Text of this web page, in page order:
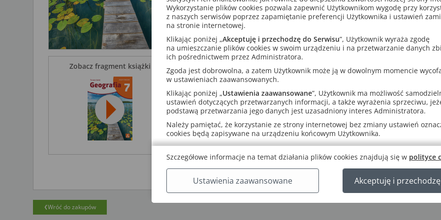
Zobacz fragment książki
Jest dopasowany do podręcznika
Zawiera te same działy i tematy co podręcznik.
Przygotowuje ucznia na to, jakie zagadnienia ma opanować (sekcja „Dziś się
nauczysz”).
Urozmaicony i zachęcający
Proponuje różnorodne zadania kształcące ważne umiejętności (pisanie
tekstów, ocenianie prawdziwości zdań, łączenie pasujących elementów,
fotografii).
Ma atrakcyjną szatę graficzną i przejrzysty układ.
Uczy, a nie odpytuje
Służy aktywnemu poznawaniu tematu podczas lekcji (a nie kontroli i
Podpowiada najważniejsze słownictwo potrzebne do rozwiązania zadań.
Poszerza wiedzę ucznia o świecie.
Wróć do zakupów
Wykorzystanie plików cookies pozwala zapewnić Użytkownikom wygodę przy
z naszych serwisów poprzez zapamiętanie preferencji Użytkownika i ustawień
na stronie internetowej.
Klikając poniżej „Akceptuję i przechodzę do Serwisu”, Użytkownik wyraża zgodę
na umieszczanie plików cookies w swoim urządzeniu i na przetwarzanie danych
ich pośrednictwem przez Administratora.
Zgoda jest dobrowolna, a zatem Użytkownik może ją w dowolnym momencie
w ustawieniach zaawansowanych.
Klikając poniżej „Ustawienia zaawansowane”, Użytkownik ma możliwość
ustawień dotyczących przetwarzanych informacji, a także wyrażenia sprzeciwu,
podstawą przetwarzania jego danych jest uzasadniony interes Administratora.
Należy pamiętać, że korzystanie ze strony internetowej bez zmiany ustawień
cookies będą zapisywane na urządzeniu końcowym Użytkownika.
Szczegółowe informacje na temat działania plików cookies znajdują się w polityce
Ustawienia zaawansowane Akceptuję i